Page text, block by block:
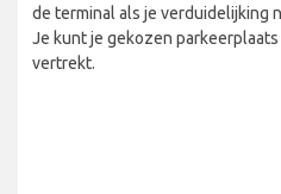
de terminal als je verduidelijking
Je kunt je gekozen parkeerplaats
vertrekt.